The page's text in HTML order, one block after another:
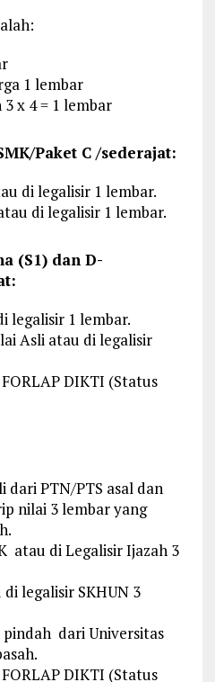
1 lembar
x 4 = 1 lembar
Paket C /sederajat:
di legalisir 1 lembar.
di legalisir 1 lembar.
(S1) dan D-
legalisir 1 lembar.
Asli atau di legalisir
DIKTI (Status
dari PTN/PTS asal dan
nilai 3 lembar yang
atau di Legalisir Ijazah 3
di legalisir SKHUN 3
dari Universitas
DIKTI (Status